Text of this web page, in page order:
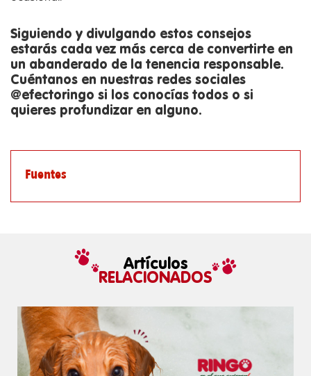
Siguiendo y divulgando estos consejos
estarás cada vez más cerca de convertirte en
un abanderado de la tenencia responsable.
Cuéntanos en nuestras redes sociales
@efectoringo si los conocías todos o si
quieres profundizar en alguno.
Fuentes
Artículos
RELACIONADOS